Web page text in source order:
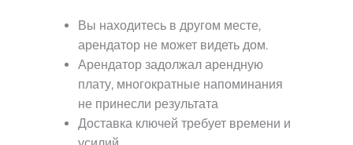
Вы находитесь в другом месте,
арендатор не может видеть дом.
Арендатор задолжал арендную
плату, многократные напоминания
не принесли результата
Доставка ключей требует времени и